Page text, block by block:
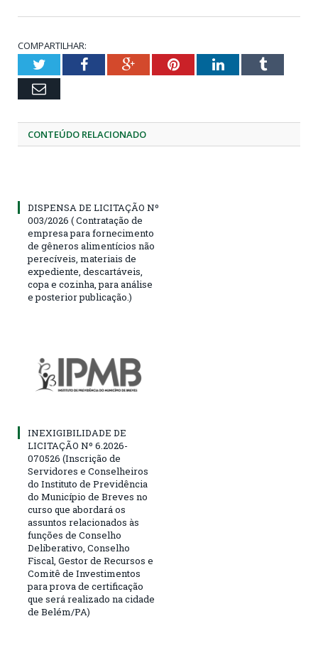
COMPARTILHAR:
TwitterFacebookGoogle+PinterestLinkedInTumblr
Email
CONTEÚDO RELACIONADO
DISPENSA DE LICITAÇÃO Nº
003/2026 ( Contratação de
empresa para fornecimento
de gêneros alimentícios não
perecíveis, materiais de
expediente, descartáveis,
copa e cozinha, para análise
e posterior publicação.)
INEXIGIBILIDADE DE
LICITAÇÃO Nº 6.2026-
070526 (Inscrição de
Servidores e Conselheiros
do Instituto de Previdência
do Município de Breves no
curso que abordará os
assuntos relacionados às
funções de Conselho
Deliberativo, Conselho
Fiscal, Gestor de Recursos e
Comitê de Investimentos
para prova de certificação
que será realizado na cidade
de Belém/PA)